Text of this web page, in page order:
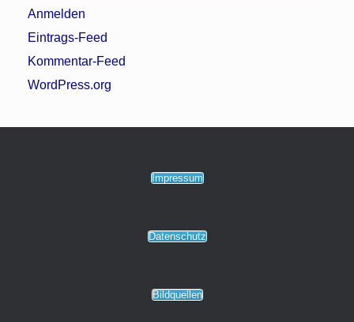
Anmelden
Eintrags-Feed
Kommentar-Feed
WordPress.org
Impressum
Datenschutz
Bildquellen